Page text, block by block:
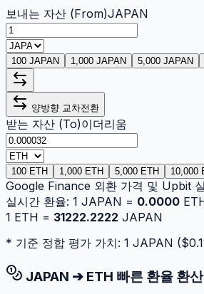
보내는 자산 (From)JAPAN
100 JAPAN 1,000 JAPAN 5,000 JAPAN
양방향 교차전환
받는 자산 (To)이더리움
100 ETH 1,000 ETH 5,000 ETH 10,000
Google Finance 외환 가격 및 Upbit
실시간 환율: 1 JAPAN = 0.0000
1 ETH = 31222.2222 JAPAN
* 기준 정합 평가 가치: 1 JAPAN ($
JAPAN ➔ ETH 빠른 환율 환